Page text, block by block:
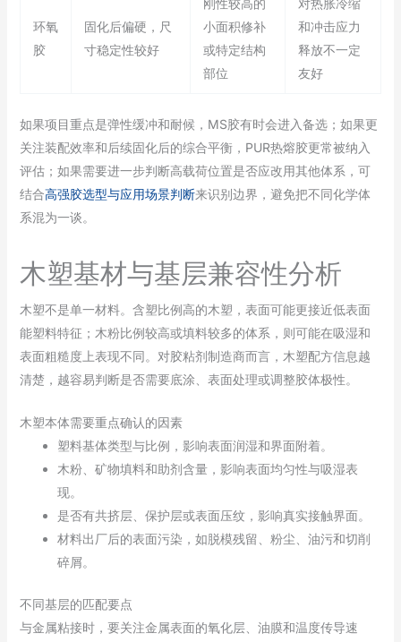
环氧
胶
固化后偏硬，尺
寸稳定性较好
小面积修补
或特定结构
部位
和冲击应力
释放不一定
友好
如果项目重点是弹性缓冲和耐候，MS胶有时会进入备选；如果更
关注装配效率和后续固化后的综合平衡，PUR热熔胶更常被纳入
评估；如果需要进一步判断高载荷位置是否应改用其他体系，可
结合高强胶选型与应用场景判断来识别边界，避免把不同化学体
系混为一谈。
木塑基材与基层兼容性分析
木塑不是单一材料。含塑比例高的木塑，表面可能更接近低表面
能塑料特征；木粉比例较高或填料较多的体系，则可能在吸湿和
表面粗糙度上表现不同。对胶粘剂制造商而言，木塑配方信息越
清楚，越容易判断是否需要底涂、表面处理或调整胶体极性。
木塑本体需要重点确认的因素
塑料基体类型与比例，影响表面润湿和界面附着。
木粉、矿物填料和助剂含量，影响表面均匀性与吸湿表
现。
是否有共挤层、保护层或表面压纹，影响真实接触界面。
材料出厂后的表面污染，如脱模残留、粉尘、油污和切削
碎屑。
不同基层的匹配要点
与金属粘接时，要关注金属表面的氧化层、油膜和温度传导速